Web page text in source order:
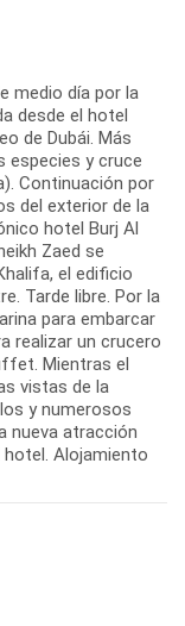
medio día por la
desde el hotel
de Dubái. Más
especies y cruce
Continuación por
del exterior de la
hotel Burj Al
Zaed se
el edificio
Tarde libre. Por la
para embarcar
realizar un crucero
Mientras el
vistas de la
y numerosos
nueva atracción
hotel. Alojamiento